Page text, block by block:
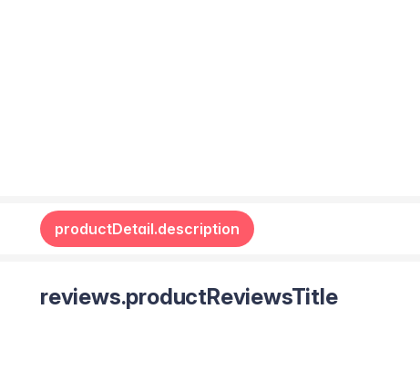
productDetail.description
reviews.productReviewsTitle